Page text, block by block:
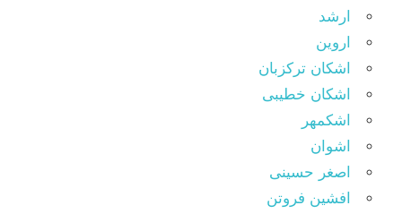
ارشد
اروین
اشکان ترکزبان
اشکان خطیبی
اشکمهر
اشوان
اصغر حسینی
افشین فروتن